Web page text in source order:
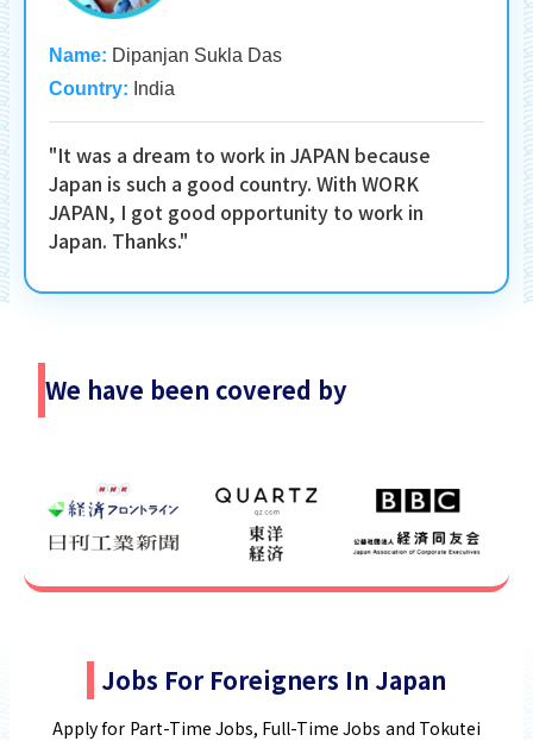
Name: Dipanjan Sukla Das
Country: India
"It was a dream to work in JAPAN because
Japan is such a good country. With WORK
JAPAN, I got good opportunity to work in
Japan. Thanks."
We have been covered by
Jobs For Foreigners In Japan
Apply for Part-Time Jobs, Full-Time Jobs and Tokutei